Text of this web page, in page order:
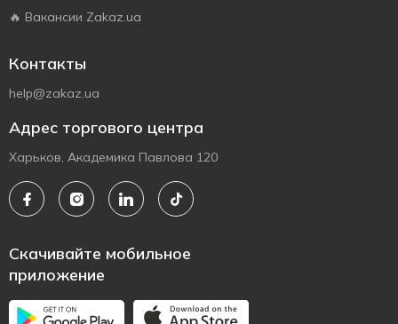
🔥 Вакансии Zakaz.ua
Контакты
help@zakaz.ua
Адрес торгового центра
Харьков, Академика Павлова 120
Скачивайте мобильное
приложение